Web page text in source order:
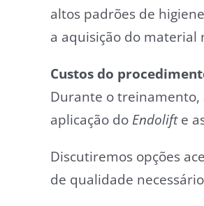
altos padrões de
a aquisição do material
Custos do
Durante o treinamento,
aplicação do Endolifte
Discutiremos opções
de qualidade